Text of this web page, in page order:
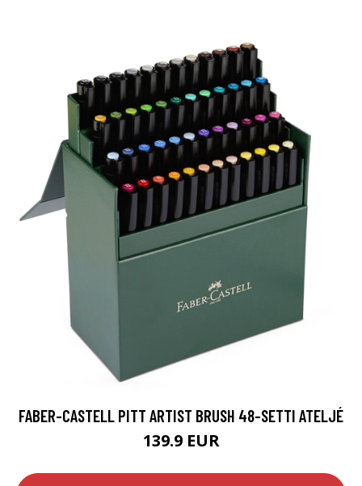
FABER-CASTELL PITT ARTIST BRUSH 48-SETTI ATELJÉ
139.9 EUR